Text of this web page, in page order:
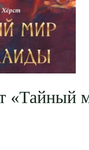
«Тайный